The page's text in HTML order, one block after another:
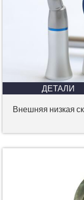
ДЕТАЛИ
Внешняя низкая